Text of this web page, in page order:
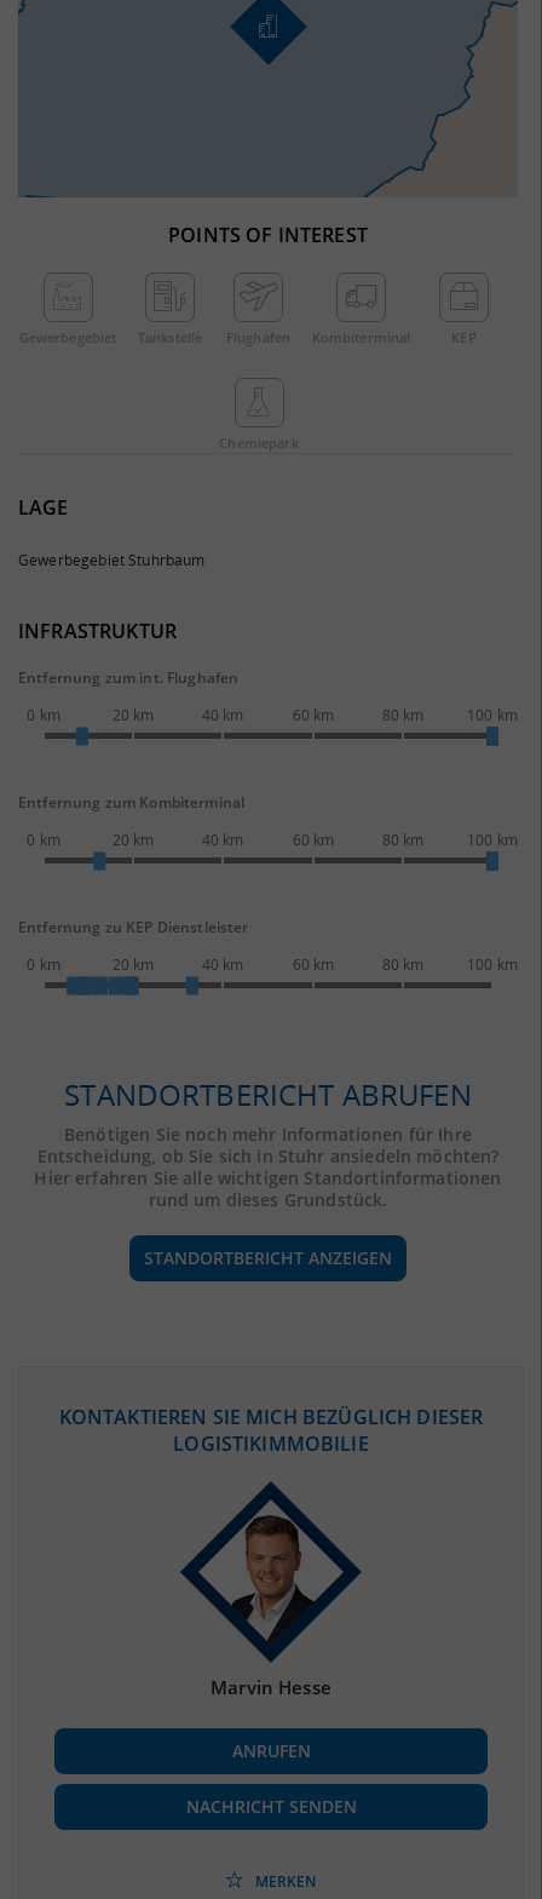
POINTS OF INTEREST
Gewerbe­gebiet Tankstelle Flughafen Kombi­terminal KEP
Chemie­park
LAGE
Gewerbegebiet Stuhrbaum
INFRASTRUKTUR
Entfernung zum int. Flughafen
0 km
20 km 40 km 60 km 80 km 100 km
Entfernung zum Kombiterminal
0 km
20 km 40 km 60 km 80 km 100 km
Entfernung zu KEP Dienstleister
0 km
20 km 40 km 60 km 80 km 100 km
STANDORTBERICHT ABRUFEN
Benötigen Sie noch mehr Informationen für Ihre
Entscheidung, ob Sie sich in Stuhr ansiedeln möchten?
Hier erfahren Sie alle wichtigen Standortinformationen
rund um dieses Grundstück.
STANDORTBERICHT ANZEIGEN
(STAND: 12/2019)
(Landkreis / Kreisfreie Stadt)
BESCHÄFTIGUNG
Beschäftigte
(Landkreis / Kreisfreie Stadt)
90.180
KONTAKTIEREN SIE MICH BEZÜGLICH DIESER
LOGISTIKIMMOBILIE
Marvin Hesse
ANRUFEN
NACHRICHT SENDEN
MERKEN